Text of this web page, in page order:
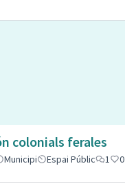
colonials ferales
Municipi Espai Públic 1 0